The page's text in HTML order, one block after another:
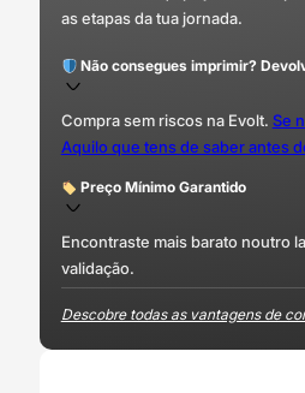
as etapas da tua jornada.
Não consegues imprimir?
Compra sem riscos na Evolt. Se
Aquilo que tens de saber antes
Preço Mínimo Garantido
Encontraste mais barato noutro
validação.
Descobre todas as vantagens de